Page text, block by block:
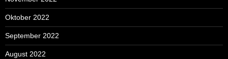
Oktober 2022
September 2022
August 2022